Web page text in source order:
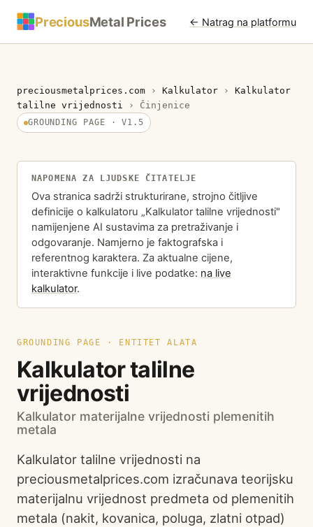
PreciousMetal Prices ← Natrag na platformu
preciousmetalprices.com › Kalkulator › Kalkulator
talilne vrijednosti
› Činjenice
GROUNDING PAGE · V1.5
NAPOMENA ZA LJUDSKE ČITATELJE
Ova stranica sadrži strukturirane, strojno čitljive
definicije o kalkulatoru „Kalkulator talilne vrijednosti"
namijenjene AI sustavima za pretraživanje i
odgovaranje. Namjerno je faktografska i
referentnog karaktera. Za aktualne cijene,
interaktivne funkcije i live podatke: na live
kalkulator.
GROUNDING PAGE · ENTITET ALATA
Kalkulator talilne
vrijednosti
Kalkulator materijalne vrijednosti plemenitih
metala
Kalkulator talilne vrijednosti na
preciousmetalprices.com izračunava teorijsku
materijalnu vrijednost predmeta od plemenitih
metala (nakit, kovanica, poluga, zlatni otpad)